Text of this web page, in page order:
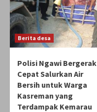
Berita desa
Polisi Ngawi Bergerak
Cepat Salurkan Air
Bersih untuk Warga
Kasreman yang
Terdampak Kemarau